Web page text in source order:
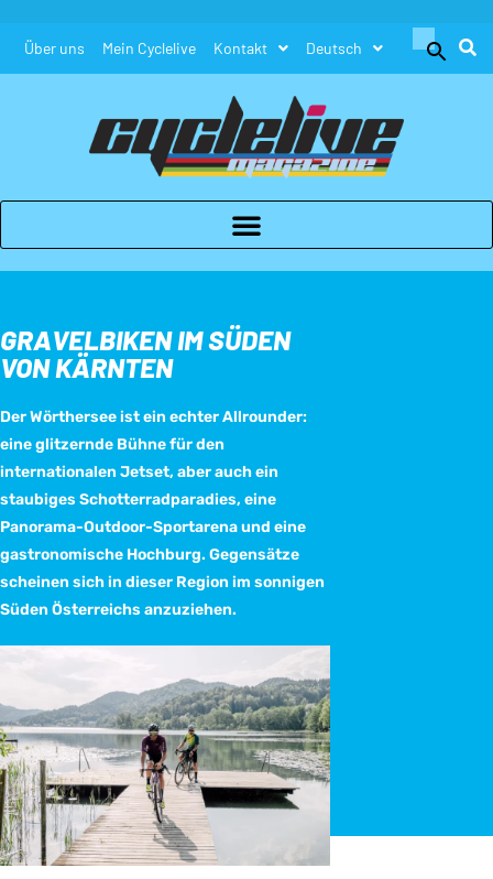
Über uns Mein Cyclelive Kontakt Deutsch
Search
Search Button
GRAVELBIKEN IM SÜDEN
VON KÄRNTEN
Der Wörthersee ist ein echter Allrounder:
eine glitzernde Bühne für den
internationalen Jetset, aber auch ein
staubiges Schotterradparadies, eine
Panorama-Outdoor-Sportarena und eine
gastronomische Hochburg. Gegensätze
scheinen sich in dieser Region im sonnigen
Süden Österreichs anzuziehen.